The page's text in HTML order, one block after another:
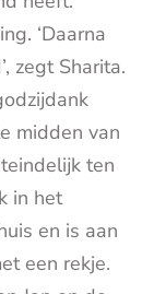
‘Daarna
zegt Sharita.
midden van
ten
in het
en is aan
een rekje.